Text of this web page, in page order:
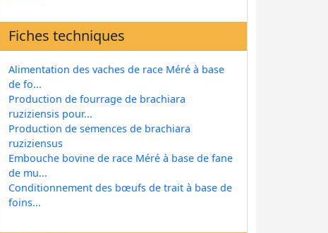
Fiches techniques
Alimentation des vaches de race Méré à base
de fo...
Production de fourrage de brachiara
ruziziensis pour...
Production de semences de brachiara
ruziziensus
Embouche bovine de race Méré à base de fane
de mu...
Conditionnement des bœufs de trait à base de
foins...